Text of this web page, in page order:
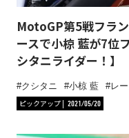
MotoGP第5戦フラ
ースで小椋 藍が7位
シタニライダー！】
クシタニ 小椋 藍
レ
ピックアップ
2021/05/20